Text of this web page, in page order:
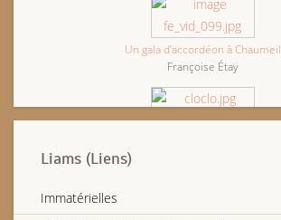
Un gala d’accordéon à Chaumeil
Françoise Étay
Dernier bal de Clody Musette
Liams (Liens)
Immatérielles